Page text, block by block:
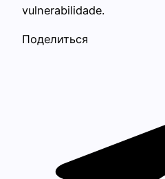
vulnerabilidade.
Поделиться